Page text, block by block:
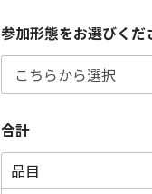
参加形態をお選びくだ
合計
品目